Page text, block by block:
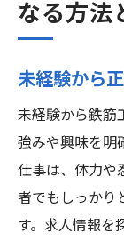
なる方法
未経験から
未経験から鉄筋
強みや興味を明
仕事は、体力や
者でもしっかり
す。求人情報を